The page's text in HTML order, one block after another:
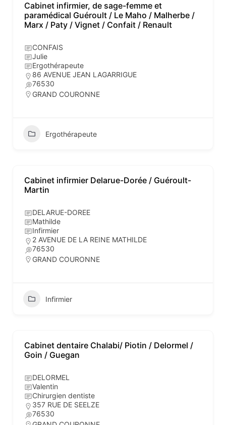
Cabinet infirmier, de sage-femme et
paramédical Guéroult / Le Maho / Malherbe /
Marx / Paty / Vignet / Confait / Renault
CONFAIS
Julie
Ergothérapeute
86 AVENUE JEAN LAGARRIGUE
76530
GRAND COURONNE
Ergothérapeute
Cabinet infirmier Delarue-Dorée / Guéroult-
Martin
DELARUE-DOREE
Mathilde
Infirmier
2 AVENUE DE LA REINE MATHILDE
76530
GRAND COURONNE
Infirmier
Cabinet dentaire Chalabi/ Piotin / Delormel /
Goin / Guegan
DELORMEL
Valentin
Chirurgien dentiste
357 RUE DE SEELZE
76530